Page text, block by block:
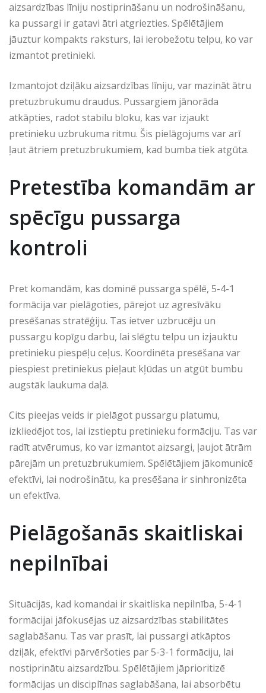
aizsardzības līniju nostiprināšanu un nodrošināšanu,
ka pussargi ir gatavi ātri atgriezties. Spēlētājiem
jāuztur kompakts raksturs, lai ierobežotu telpu, ko var
izmantot pretinieki.
Izmantojot dziļāku aizsardzības līniju, var mazināt ātru
pretuzbrukumu draudus. Pussargiem jānorāda
atkāpties, radot stabilu bloku, kas var izjaukt
pretinieku uzbrukuma ritmu. Šis pielāgojums var arī
ļaut ātriem pretuzbrukumiem, kad bumba tiek atgūta.
Pretestība komandām ar
spēcīgu pussarga
kontroli
Pret komandām, kas dominē pussarga spēlē, 5-4-1
formācija var pielāgoties, pārejot uz agresīvāku
presēšanas stratēģiju. Tas ietver uzbrucēju un
pussargu kopīgu darbu, lai slēgtu telpu un izjauktu
pretinieku piespēļu ceļus. Koordinēta presēšana var
piespiest pretiniekus pieļaut kļūdas un atgūt bumbu
augstāk laukuma daļā.
Cits pieejas veids ir pielāgot pussargu platumu,
izkliedējot tos, lai izstieptu pretinieku formāciju. Tas var
radīt atvērumus, ko var izmantot aizsargi, ļaujot ātrām
pārejām un pretuzbrukumiem. Spēlētājiem jākomunicē
efektīvi, lai nodrošinātu, ka presēšana ir sinhronizēta
un efektīva.
Pielāgošanās skaitliskai
nepilnībai
Situācijās, kad komandai ir skaitliska nepilnība, 5-4-1
formācijai jāfokusējas uz aizsardzības stabilitātes
saglabāšanu. Tas var prasīt, lai pussargi atkāptos
dziļāk, efektīvi pārvēršoties par 5-3-1 formāciju, lai
nostiprinātu aizsardzību. Spēlētājiem jāprioritizē
formācijas un disciplīnas saglabāšana, lai absorbētu